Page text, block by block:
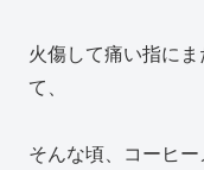
火傷して痛い指に
て、
そんな頃、コーヒ